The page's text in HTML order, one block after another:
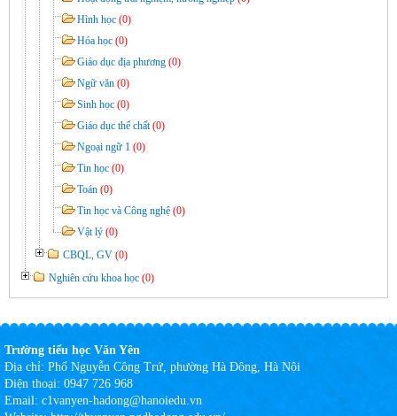
Hình học (0)
Hóa học (0)
Giáo dục địa phương (0)
Ngữ văn (0)
Sinh học (0)
Giáo dục thể chất (0)
Ngoại ngữ 1 (0)
Tin học (0)
Toán (0)
Tin học và Công nghệ (0)
Vật lý (0)
CBQL, GV (0)
Nghiên cứu khoa học (0)
Trường tiểu học Văn Yên
Địa chỉ: Phố Nguyễn Công Trứ, phường Hà Đông, Hà Nội
Điện thoại: 0947 726 968
Email: c1vanyen-hadong@hanoiedu.vn